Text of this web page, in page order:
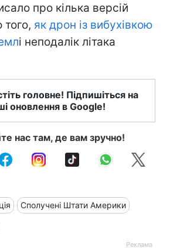
про кілька версій
як дрон із вибухівкою
і неподалік літака
головне! Підпишіться на
оновлення в Google!
нас там, де вам зручно!
Сполучені Штати Америки